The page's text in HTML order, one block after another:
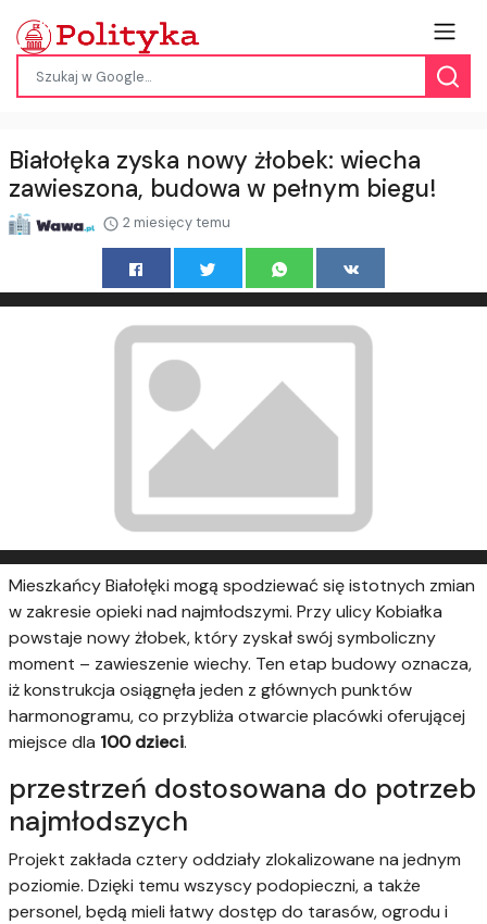
Białołęka zyska nowy żłobek: wiecha
zawieszona, budowa w pełnym biegu!
2 miesięcy temu
Mieszkańcy Białołęki mogą spodziewać się istotnych zmian
w zakresie opieki nad najmłodszymi. Przy ulicy Kobiałka
powstaje nowy żłobek, który zyskał swój symboliczny
moment – zawieszenie wiechy. Ten etap budowy oznacza,
iż konstrukcja osiągnęła jeden z głównych punktów
harmonogramu, co przybliża otwarcie placówki oferującej
miejsce dla 100 dzieci.
przestrzeń dostosowana do potrzeb
najmłodszych
Projekt zakłada cztery oddziały zlokalizowane na jednym
poziomie. Dzięki temu wszyscy podopieczni, a także
personel, będą mieli łatwy dostęp do tarasów, ogrodu i